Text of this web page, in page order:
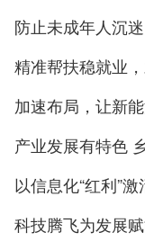
防止未成年人沉
精准帮扶稳就业
加速布局，让新
产业发展有特色
以信息化“红利”
科技腾飞为发展